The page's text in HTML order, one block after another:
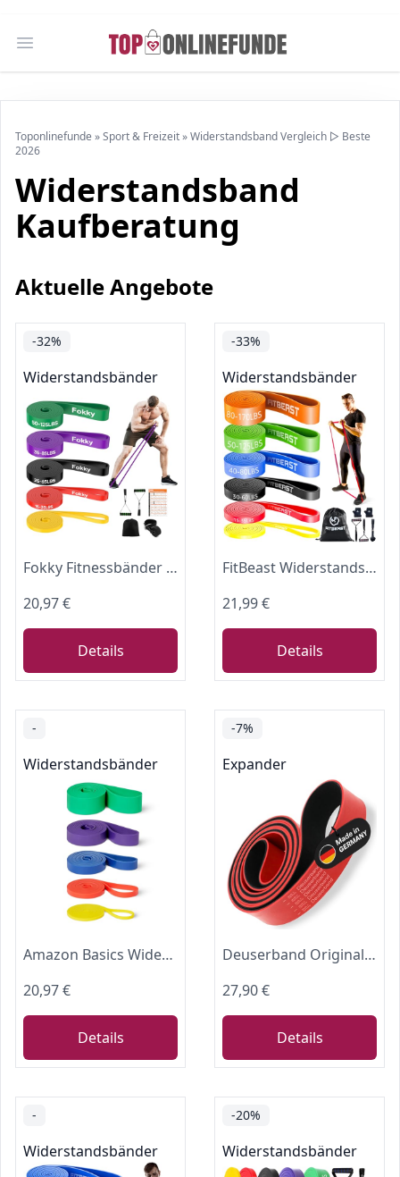
Open main menu
Toponlinefunde »Sport & Freizeit»Widerstandsband Vergleich ▷ Beste
2026
Widerstandsband
Kaufberatung
Aktuelle Angebote
-32%
Widerstandsbänder
Fokky Fitnessbänder Widerstandsbänder mit 5 Stufen
20,97 €
Details
-33%
Widerstandsbänder
FitBeast Widerstandsbänder Set 6er, Trainingsbänder/Fitnessbänder mit Griffen & Türanker für Krafttraining, Klimmzughilfe & Heimtraining (6-teiliges Set 5-170 LBS)
21,99 €
Details
-
Widerstandsbänder
Amazon Basics Widerstandsbänder für das Training, 5er-Set
20,97 €
Details
-7%
Expander
Deuserband Original Widerstandsband Gymnastikband aus Naturkautschuk, vegan, rutschfest, In Deutschland gefertigte Fitnessbänder für Krafttraining, Fitness, Yoga
27,90 €
Details
-
Widerstandsbänder
-20%
Widerstandsbänder